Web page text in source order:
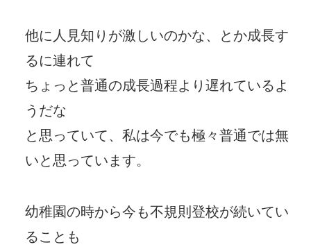
他に人見知りが激しいのかな、とか成長す
るに連れて
ちょっと普通の成長過程より遅れているよ
うだな
と思っていて、私は今でも極々普通では無
いと思っています。
幼稚園の時から今も不規則登校が続いてい
ることも